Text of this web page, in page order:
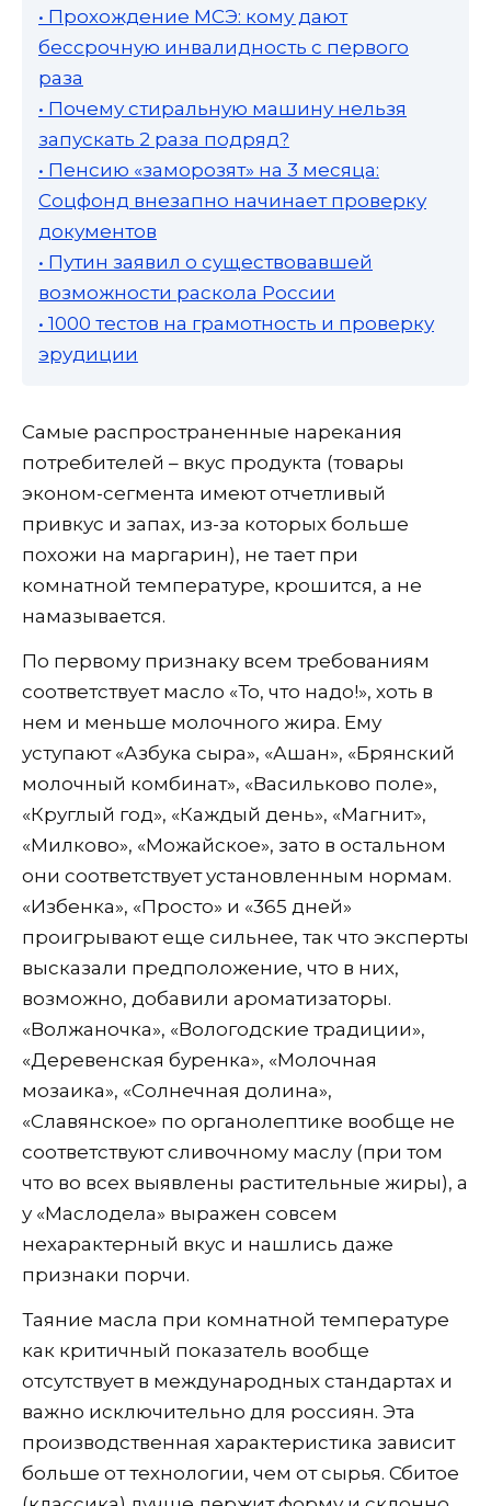
• Прохождение МСЭ: кому дают
бессрочную инвалидность с первого
раза
• Почему стиральную машину нельзя
запускать 2 раза подряд?
• Пенсию «заморозят» на 3 месяца:
Соцфонд внезапно начинает проверку
документов
• Путин заявил о существовавшей
возможности раскола России
• 1000 тестов на грамотность и проверку
эрудиции
Самые распространенные нарекания
потребителей – вкус продукта (товары
эконом-сегмента имеют отчетливый
привкус и запах, из-за которых больше
похожи на маргарин), не тает при
комнатной температуре, крошится, а не
намазывается.
По первому признаку всем требованиям
соответствует масло «То, что надо!», хоть в
нем и меньше молочного жира. Ему
уступают «Азбука сыра», «Ашан», «Брянский
молочный комбинат», «Васильково поле»,
«Круглый год», «Каждый день», «Магнит»,
«Милково», «Можайское», зато в остальном
они соответствует установленным нормам.
«Избенка», «Просто» и «365 дней»
проигрывают еще сильнее, так что эксперты
высказали предположение, что в них,
возможно, добавили ароматизаторы.
«Волжаночка», «Вологодские традиции»,
«Деревенская буренка», «Молочная
мозаика», «Солнечная долина»,
«Славянское» по органолептике вообще не
соответствуют сливочному маслу (при том
что во всех выявлены растительные жиры), а
у «Маслодела» выражен совсем
нехарактерный вкус и нашлись даже
признаки порчи.
Таяние масла при комнатной температуре
как критичный показатель вообще
отсутствует в международных стандартах и
важно исключительно для россиян. Эта
производственная характеристика зависит
больше от технологии, чем от сырья. Сбитое